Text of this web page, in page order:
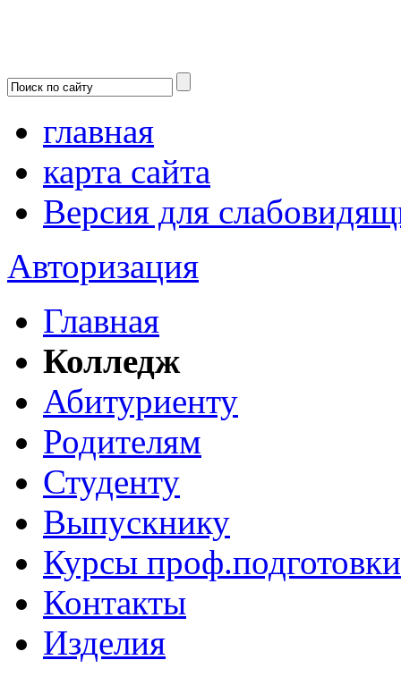
главная
карта сайта
Версия для
Авторизация
Главная
Колледж
Абитуриенту
Родителям
Студенту
Выпускнику
Курсы проф.подготовки
Контакты
Изделия